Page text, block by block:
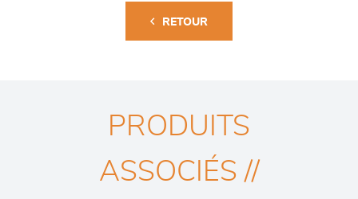
RETOUR
PRODUITS
ASSOCIÉS //